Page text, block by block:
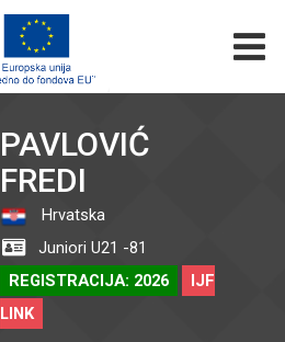
PAVLOVIĆ
FREDI
Hrvatska
Juniori U21 -81
REGISTRACIJA: 2026
IJF
LINK